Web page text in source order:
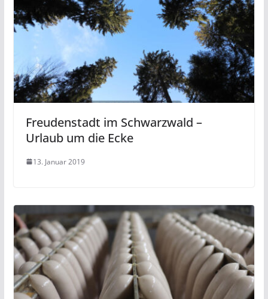
Freudenstadt im Schwarzwald –
Urlaub um die Ecke
13. Januar 2019